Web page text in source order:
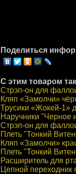
Поделиться
С этим товаром
Стрэп-он для
Кляп «Замолчи»
Трусики «Жокей-1»
Наручники "Черное
Стрэп-он для
Плеть "Тонкий
Кляп «Замолчи»
Плеть "Тонкий
Расширитель для
Цепной переходник